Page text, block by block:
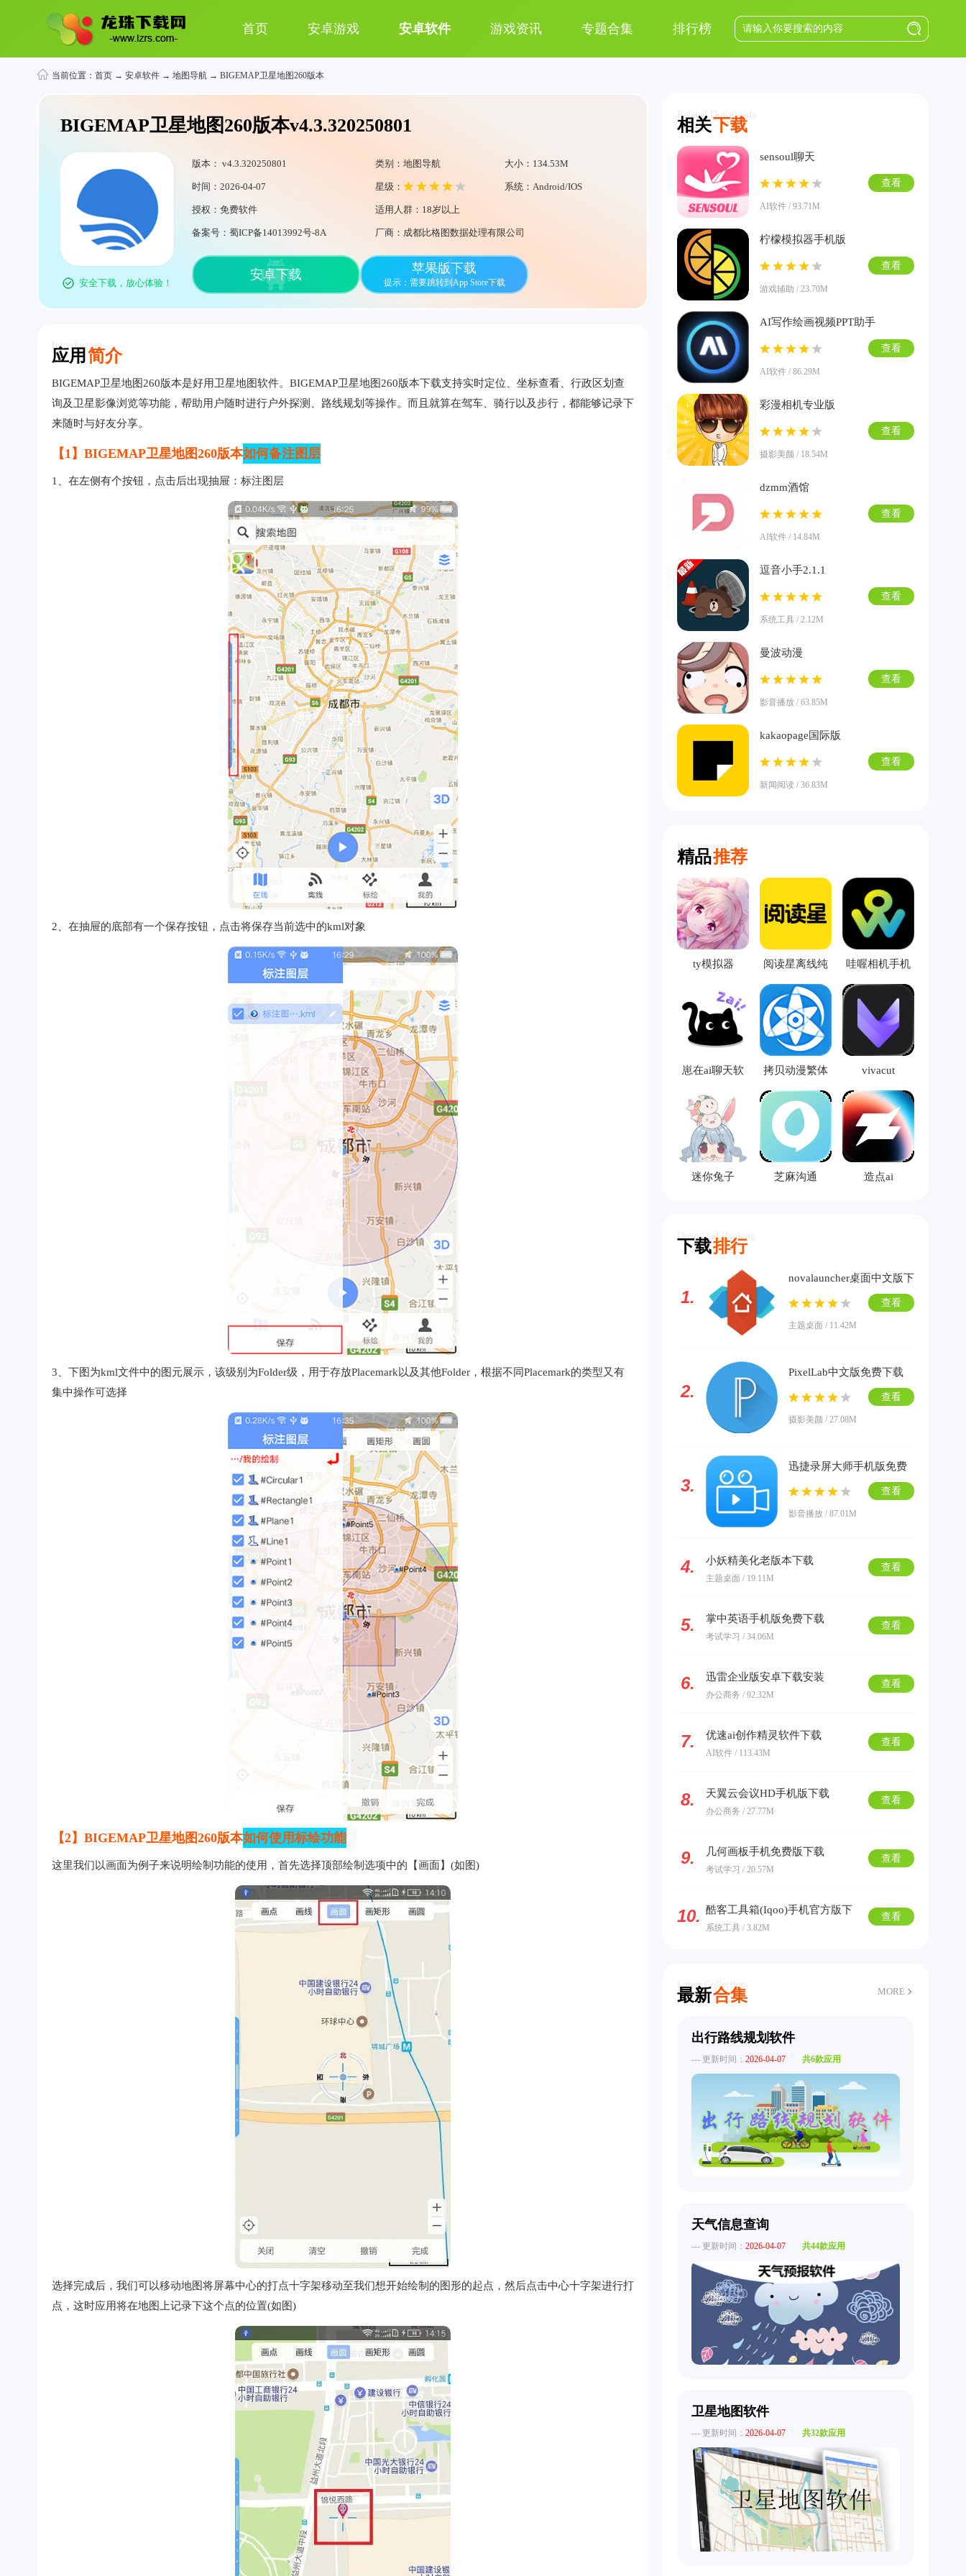
首页 安卓游戏 安卓软件 游戏资讯 专题合集 排行榜
当前位置： 首页 → 安卓软件 → 地图导航 → BIGEMAP卫星地图260版本
BIGEMAP卫星地图260版本v4.3.320250801
安全下载，放心体验！
版本： v4.3.320250801 类别：地图导航 大小：134.53M
时间：2026-04-07 星级： 系统：Android/IOS
授权：免费软件 适用人群：18岁以上
备案号：蜀ICP备14013992号-8A 厂商：成都比格图数据处理有限公司
安卓下载 苹果版下载
提示：需要跳转到App Store下载
应用 简介
Introduction
BIGEMAP卫星地图260版本是好用卫星地图软件。BIGEMAP卫星地图260版本下载支持实时定位、坐标查看、行政区划查
询及卫星影像浏览等功能，帮助用户随时进行户外探测、路线规划等操作。而且就算在驾车、骑行以及步行，都能够记录下
来随时与好友分享。
【1】BIGEMAP卫星地图260版本如何备注图层
1、在左侧有个按钮，点击后出现抽屉：标注图层
2、在抽屉的底部有一个保存按钮，点击将保存当前选中的kml对象
3、下图为kml文件中的图元展示，该级别为Folder级，用于存放Placemark以及其他Folder，根据不同Placemark的类型又有
集中操作可选择
【2】BIGEMAP卫星地图260版本如何使用标绘功能
这里我们以画面为例子来说明绘制功能的使用，首先选择顶部绘制选项中的【画面】(如图)
选择完成后，我们可以移动地图将屏幕中心的打点十字架移动至我们想开始绘制的图形的起点，然后点击中心十字架进行打
点，这时应用将在地图上记录下这个点的位置(如图)
相关下载
Related Downloads
sensoul聊天
AI软件 / 93.71M
查看
柠檬模拟器手机版
游戏辅助 / 23.70M
查看
AI写作绘画视频PPT助手
AI软件 / 86.29M
查看
彩漫相机专业版
摄影美颜 / 18.54M
查看
dzmm酒馆
AI软件 / 14.84M
查看
逗音小手2.1.1
系统工具 / 2.12M
查看
曼波动漫
影音播放 / 63.85M
查看
kakaopage国际版
新闻阅读 / 36.83M
查看
精品推荐
Recommend
ty模拟器
阅读星离线纯
净版
哇喔相机手机
版
崽在ai聊天软
拷贝动漫繁体
版
vivacut
迷你兔子 芝麻沟通 造点ai
下载排行
Download Ranking
1.
novalauncher桌面中文版下
载
主题桌面 / 11.42M
查看
2.
PixelLab中文版免费下载
摄影美颜 / 27.08M
查看
3.
迅捷录屏大师手机版免费
下载
影音播放 / 87.01M
查看
4. 小妖精美化老版本下载
主题桌面 / 19.11M
查看
5. 掌中英语手机版免费下载
考试学习 / 34.06M
查看
6. 迅雷企业版安卓下载安装
办公商务 / 92.32M
查看
7. 优速ai创作精灵软件下载
AI软件 / 113.43M
查看
8. 天翼云会议HD手机版下载
办公商务 / 27.77M
查看
9. 几何画板手机免费版下载
考试学习 / 20.57M
查看
10. 酷客工具箱(Iqoo)手机官方版下
载
系统工具 / 3.82M
查看
最新合集
Latest Collection
MORE
出行路线规划软件
--- 更新时间： 2026-04-07 共6款应用
天气信息查询
--- 更新时间： 2026-04-07 共44款应用
卫星地图软件
--- 更新时间： 2026-04-07 共32款应用